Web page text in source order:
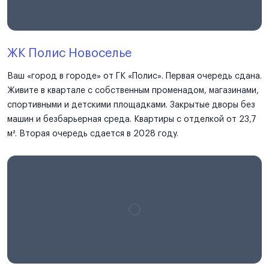
ЖК Полис Новоселье
Ваш «город в городе» от ГК «Полис». Первая очередь сдана.
Живите в квартале с собственным променадом, магазинами,
спортивными и детскими площадками. Закрытые дворы без
машин и безбарьерная среда. Квартиры с отделкой от 23,7
м². Вторая очередь сдается в 2028 году.